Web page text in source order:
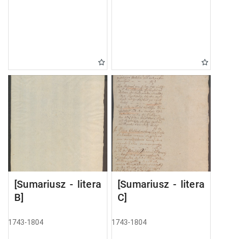
[Sumariusz - litera
B]
1743-1804
[Sumariusz - litera
C]
1743-1804